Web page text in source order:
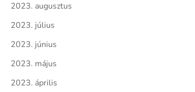
2023. augusztus
2023. július
2023. június
2023. május
2023. április